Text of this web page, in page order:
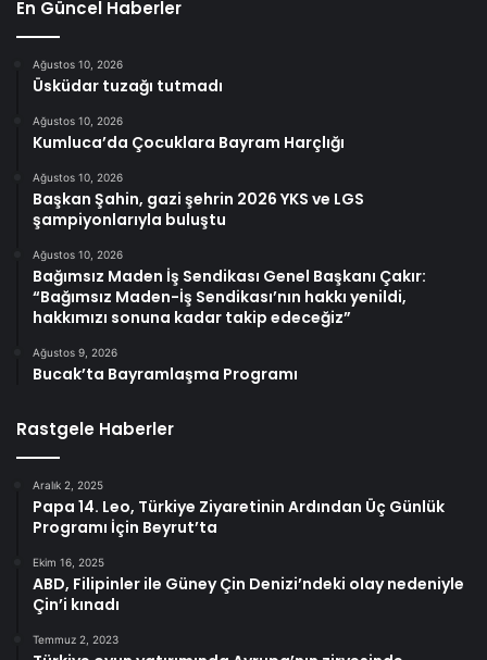
En Güncel Haberler
Ağustos 10, 2026
Üsküdar tuzağı tutmadı
Ağustos 10, 2026
Kumluca’da Çocuklara Bayram Harçlığı
Ağustos 10, 2026
Başkan Şahin, gazi şehrin 2026 YKS ve LGS
şampiyonlarıyla buluştu
Ağustos 10, 2026
Bağımsız Maden İş Sendikası Genel Başkanı Çakır:
“Bağımsız Maden-İş Sendikası’nın hakkı yenildi,
hakkımızı sonuna kadar takip edeceğiz”
Ağustos 9, 2026
Bucak’ta Bayramlaşma Programı
Rastgele Haberler
Aralık 2, 2025
Papa 14. Leo, Türkiye Ziyaretinin Ardından Üç Günlük
Programı İçin Beyrut’ta
Ekim 16, 2025
ABD, Filipinler ile Güney Çin Denizi’ndeki olay nedeniyle
Çin’i kınadı
Temmuz 2, 2023